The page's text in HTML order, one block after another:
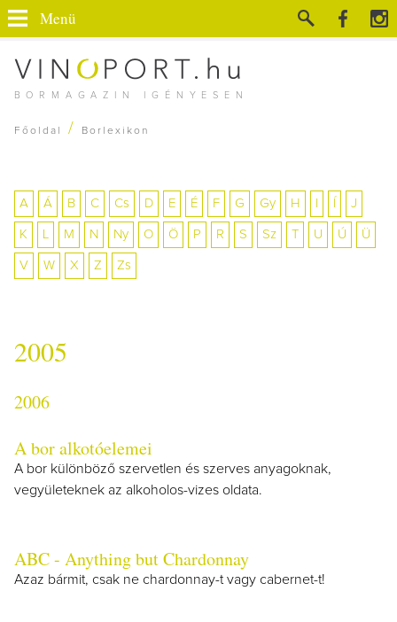
BORMAGAZIN IGÉNYESEN
Menü
Főoldal / Borlexikon
A Á B C Cs D E É F G Gy H J
K L M N Ny O Ö P R S Sz T U Ú Ü
V W X Z Zs
2005
2006
A bor alkotóelemei
A bor különböző szervetlen és szerves anyagoknak,
vegyületeknek az alkoholos-vizes oldata.
ABC - Anything but Chardonnay
Azaz bármit, csak ne chardonnay-t vagy cabernet-t!